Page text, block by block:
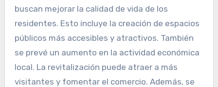
buscan mejorar la calidad de vida de los
residentes. Esto incluye la creación de espacios
públicos más accesibles y atractivos. También
se prevé un aumento en la actividad económica
local. La revitalización puede atraer a más
visitantes y fomentar el comercio. Además, se